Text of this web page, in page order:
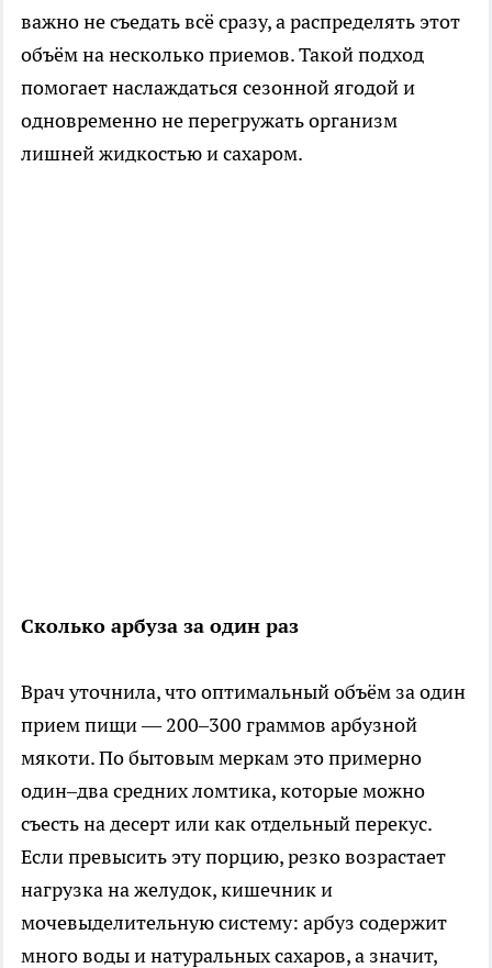
важно не съедать всё сразу, а распределять этот
объём на несколько приемов. Такой подход
помогает наслаждаться сезонной ягодой и
одновременно не перегружать организм
лишней жидкостью и сахаром.
Сколько арбуза за один раз
Врач уточнила, что оптимальный объём за один
прием пищи — 200–300 граммов арбузной
мякоти. По бытовым меркам это примерно
один–два средних ломтика, которые можно
съесть на десерт или как отдельный перекус.
Если превысить эту порцию, резко возрастает
нагрузка на желудок, кишечник и
мочевыделительную систему: арбуз содержит
много воды и натуральных сахаров, а значит,